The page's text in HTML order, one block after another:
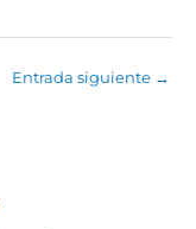
Entrada siguiente →